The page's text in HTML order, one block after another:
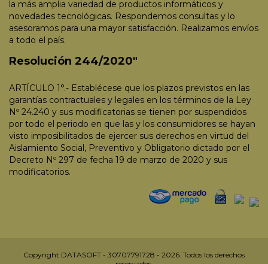
la más amplia variedad de productos informáticos y
novedades tecnológicas. Respondemos consultas y lo
asesoramos para una mayor satisfacción. Realizamos envíos
a todo el país.
Resolución 244/2020"
ARTÍCULO 1°.- Establécese que los plazos previstos en las
garantías contractuales y legales en los términos de la Ley
Nº 24.240 y sus modificatorias se tienen por suspendidos
por todo el periodo en que las y los consumidores se hayan
visto imposibilitados de ejercer sus derechos en virtud del
Aislamiento Social, Preventivo y Obligatorio dictado por el
Decreto Nº 297 de fecha 19 de marzo de 2020 y sus
modificatorios.
Copyright DATASOFT - 30707791728 - 2026. Todos los derechos